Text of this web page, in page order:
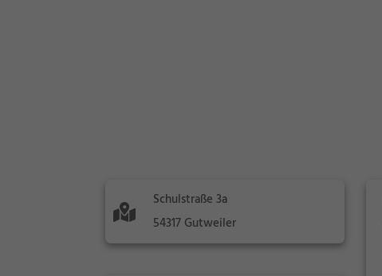
Schulstraße 3a
54317 Gutweiler